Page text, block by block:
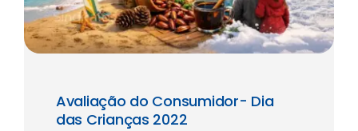
Avaliação do Consumidor- Dia
das Crianças 2022